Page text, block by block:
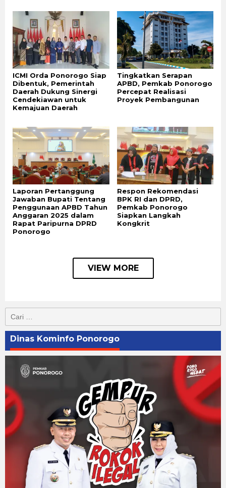
ICMI Orda Ponorogo Siap
Dibentuk, Pemerintah
Daerah Dukung Sinergi
Cendekiawan untuk
Kemajuan Daerah
Tingkatkan Serapan
APBD, Pemkab Ponorogo
Percepat Realisasi
Proyek Pembangunan
Laporan Pertanggung
Jawaban Bupati Tentang
Penggunaan APBD Tahun
Anggaran 2025 dalam
Rapat Paripurna DPRD
Ponorogo
Respon Rekomendasi
BPK RI dan DPRD,
Pemkab Ponorogo
Siapkan Langkah
Kongkrit
VIEW MORE
Cari
untuk:
Dinas Kominfo Ponorogo